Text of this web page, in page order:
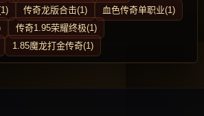
传奇龙版合击(1)
血色传奇单职业(1)
传奇1.95荣耀终极(1)
1.85魔龙打金传奇(1)